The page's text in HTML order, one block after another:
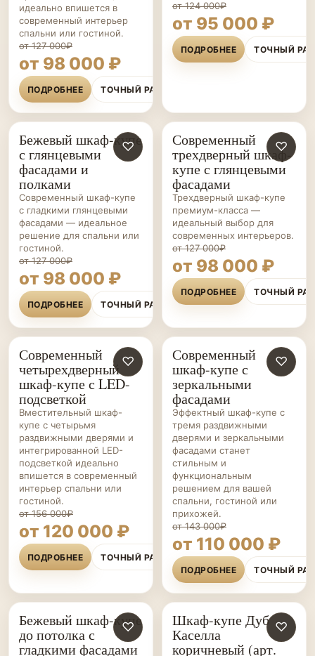
идеально впишется в
современный интерьер
спальни или гостиной.
от 127 000₽
от 98 000 ₽
ПОДРОБНЕЕ ТОЧНЫЙ РАСЧЁТ
от 124 000₽
от 95 000 ₽
ПОДРОБНЕЕ ТОЧНЫЙ
ШКАФЫ-
КУПЕ НА ЗАКАЗ
♡
Бежевый шкаф-купе
с глянцевыми
фасадами и
полками
Современный шкаф-купе
с гладкими глянцевыми
фасадами — идеальное
решение для спальни или
гостиной.
от 127 000₽
от 98 000 ₽
ПОДРОБНЕЕ ТОЧНЫЙ РАСЧЁТ
ШКАФЫ-
КУПЕ НА ЗАКАЗ
♡
Современный
трехдверный шкаф-
купе с глянцевыми
фасадами
Трехдверный шкаф-купе
премиум-класса —
идеальный выбор для
современных интерьеров.
от 127 000₽
от 98 000 ₽
ПОДРОБНЕЕ ТОЧНЫЙ
ШКАФЫ-
КУПЕ НА ЗАКАЗ
♡
Современный
четырехдверный
шкаф-купе с LED-
подсветкой
Вместительный шкаф-
купе с четырьмя
раздвижными дверями и
интегрированной LED-
подсветкой идеально
впишется в современный
интерьер спальни или
гостиной.
от 156 000₽
от 120 000 ₽
ПОДРОБНЕЕ ТОЧНЫЙ РАСЧЁТ
ШКАФЫ-
КУПЕ НА ЗАКАЗ
♡
Современный
шкаф-купе с
зеркальными
фасадами
Эффектный шкаф-купе с
тремя раздвижными
дверями и зеркальными
фасадами станет
стильным и
функциональным
решением для вашей
спальни, гостиной или
прихожей.
от 143 000₽
от 110 000 ₽
ПОДРОБНЕЕ ТОЧНЫЙ
ШКАФЫ-
КУПЕ НА ЗАКАЗ
♡
Бежевый шкаф-купе
до потолка с
гладкими фасадами
ШКАФЫ-
КУПЕ НА ЗАКАЗ
♡
Шкаф-купе Дуб
Каселла
коричневый (арт.